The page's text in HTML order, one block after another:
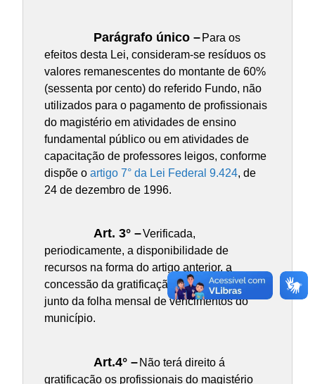
Parágrafo único –Para os
efeitos desta Lei, consideram-se resíduos os
valores remanescentes do montante de 60%
(sessenta por cento) do referido Fundo, não
utilizados para o pagamento de profissionais
do magistério em atividades de ensino
fundamental público ou em atividades de
capacitação de professores leigos, conforme
dispõe o artigo 7° da Lei Federal 9.424, de
24 de dezembro de 1996.
Art. 3° –Verificada,
periodicamente, a disponibilidade de
recursos na forma do artigo anterior, a
concessão da gratificação será efetuada
junto da folha mensal de vencimentos do
município.
Art.4° –Não terá direito á
gratificação os profissionais do magistério